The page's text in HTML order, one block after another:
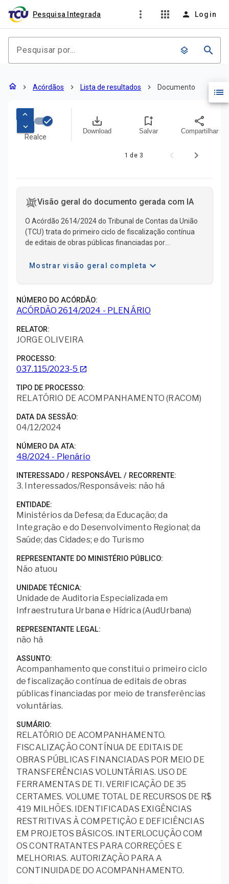
Pesquisa Integrada more_vert apps person Login
layers search
list
Documento
home chevron_right Acórdãos chevron_right Lista de resultados chevron_right Documento
keyboard_arrow_up
keyboard_arrow_down
Realce
save_alt
Download
bookmark_add
Salvar
share
Compartilhar
1 de 3
Visão geral do documento gerada com IA
O Acórdão 2614/2024 do Tribunal de Contas da União
(TCU) trata do primeiro ciclo de fiscalização contínua
de editais de obras públicas financiadas por
conduzida pela Unidade de Auditoria Especializada em
projetos, promovendo ajustes necessários em casos de
irregularidades, além de ampliar a fiscalização em
Mostrar visão geral completa expand_more
NÚMERO DO ACÓRDÃO
ACÓRDÃO 2614/2024 - PLENÁRIO
RELATOR
JORGE OLIVEIRA
PROCESSO
037.115/2023-5 launch
TIPO DE PROCESSO
RELATÓRIO DE ACOMPANHAMENTO (RACOM)
DATA DA SESSÃO
04/12/2024
NÚMERO DA ATA
48/2024 - Plenário
INTERESSADO / RESPONSÁVEL / RECORRENTE
3. Interessados/Responsáveis: não há
ENTIDADE
Ministérios da Defesa; da Educação; da
Integração e do Desenvolvimento Regional; da
Saúde; das Cidades; e do Turismo
REPRESENTANTE DO MINISTÉRIO PÚBLICO
Não atuou
UNIDADE TÉCNICA
Unidade de Auditoria Especializada em
Infraestrutura Urbana e Hídrica (AudUrbana)
REPRESENTANTE LEGAL
não há
ASSUNTO
Acompanhamento que constitui o primeiro ciclo
de fiscalização contínua de editais de obras
públicas financiadas por meio de transferências
voluntárias.
SUMÁRIO
RELATÓRIO DE ACOMPANHAMENTO.
FISCALIZAÇÃO CONTÍNUA DE EDITAIS DE
OBRAS PÚBLICAS FINANCIADAS POR MEIO DE
TRANSFERÊNCIAS VOLUNTÁRIAS. USO DE
FERRAMENTAS DE TI. VERIFICAÇÃO DE 35
CERTAMES. VOLUME TOTAL DE RECURSOS DE R$
419 MILHÕES. IDENTIFICADAS EXIGÊNCIAS
RESTRITIVAS À COMPETIÇÃO E DEFICIÊNCIAS
EM PROJETOS BÁSICOS. INTERLOCUÇÃO COM
OS CONTRATANTES PARA CORREÇÕES E
MELHORIAS. AUTORIZAÇÃO PARA A
CONTINUIDADE DO ACOMPANHAMENTO.